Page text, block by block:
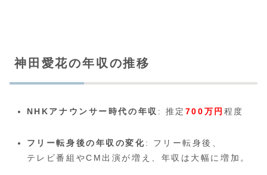
神田愛花の年収の推移
NHKアナウンサー時代の年収 : 推定 700万円 程度
フリー転身後の年収の変化: フリー転身後、
テレビ番組やCM出演が増え、年収は大幅に増加。